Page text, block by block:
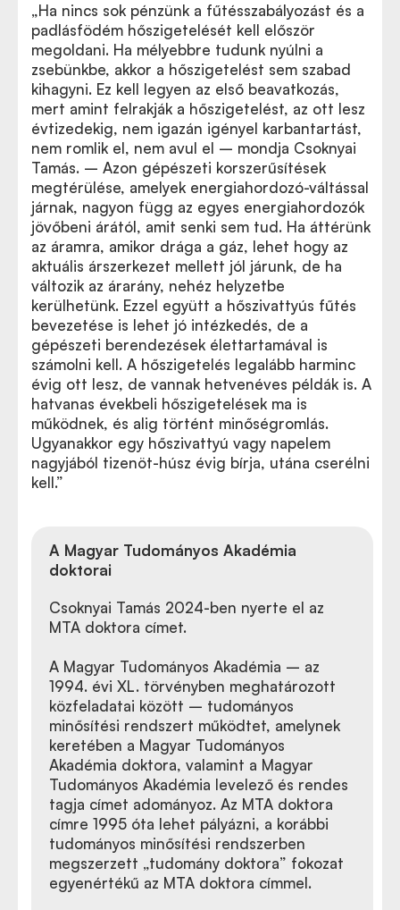
„Ha nincs sok pénzünk a fűtésszabályozást és a
padlásfödém hőszigetelését kell először
megoldani. Ha mélyebbre tudunk nyúlni a
zsebünkbe, akkor a hőszigetelést sem szabad
kihagyni. Ez kell legyen az első beavatkozás,
mert amint felrakják a hőszigetelést, az ott lesz
évtizedekig, nem igazán igényel karbantartást,
nem romlik el, nem avul el – mondja Csoknyai
Tamás. – Azon gépészeti korszerűsítések
megtérülése, amelyek energiahordozó-váltással
járnak, nagyon függ az egyes energiahordozók
jövőbeni árától, amit senki sem tud. Ha áttérünk
az áramra, amikor drága a gáz, lehet hogy az
aktuális árszerkezet mellett jól járunk, de ha
változik az árarány, nehéz helyzetbe
kerülhetünk. Ezzel együtt a hőszivattyús fűtés
bevezetése is lehet jó intézkedés, de a
gépészeti berendezések élettartamával is
számolni kell. A hőszigetelés legalább harminc
évig ott lesz, de vannak hetvenéves példák is. A
hatvanas évekbeli hőszigetelések ma is
működnek, és alig történt minőségromlás.
Ugyanakkor egy hőszivattyú vagy napelem
nagyjából tizenöt-húsz évig bírja, utána cserélni
kell.”
A Magyar Tudományos Akadémia
doktorai
Csoknyai Tamás 2024-ben nyerte el az
MTA doktora címet.
A Magyar Tudományos Akadémia – az
1994. évi XL. törvényben meghatározott
közfeladatai között – tudományos
minősítési rendszert működtet, amelynek
keretében a Magyar Tudományos
Akadémia doktora, valamint a Magyar
Tudományos Akadémia levelező és rendes
tagja címet adományoz. Az MTA doktora
címre 1995 óta lehet pályázni, a korábbi
tudományos minősítési rendszerben
megszerzett „tudomány doktora” fokozat
egyenértékű az MTA doktora címmel.